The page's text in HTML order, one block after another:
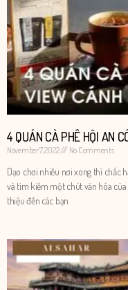
4 QUÁN CÀ PHÊ HỘI AN
November 7, 2022 No Comments
Dạo chơi nhiều nơi xong thì chắc
và tìm kiếm một chút văn hóa
thiệu đến các bạn